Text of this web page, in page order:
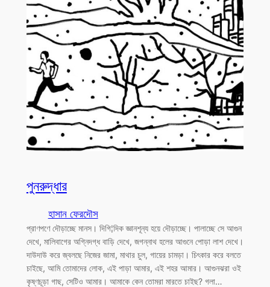
পুনরুদ্ধার
হাসান ফেরদৌস
প্রাণপণে দৌড়াচ্ছে মানস। দিগি¦দিক জ্ঞানশূন্য হয়ে দৌড়াচ্ছে। পালাচ্ছে সে আগুন
দেখে, মালিবাগের অগ্নিদগ্ধ বাড়ি দেখে, জগন্নাথ হলের আগুনে পোড়া লাশ দেখে।
দাউদাউ করে জ্বলছে নিজের জামা, মাথার চুল, গায়ের চামড়া। চিৎকার করে বলতে
চাইছে, আমি তোমাদের লোক, এই পাড়া আমার, এই শহর আমার। আগুনঝরা ওই
কৃষ্ণচূড়া গাছ, সেটিও আমার। আমাকে কেন তোমরা মারতে চাইছ? গলা…